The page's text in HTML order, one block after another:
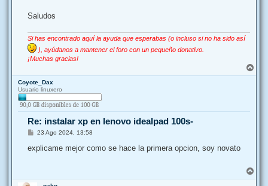
Saludos
Si has encontrado aquí la ayuda que esperabas (o incluso si no ha sido así
), ayúdanos a mantener el foro con un pequeño donativo.
¡Muchas gracias!
r
Coyote_Dax
Usuario linuxero
Re: instalar xp en lenovo idealpad 100s-
M
n
s
23 Ago 2024, 13:58
explicame mejor como se hace la primera opcion, soy novato
r